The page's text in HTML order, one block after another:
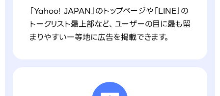
「Yahoo! JAPAN」のトップページや「LINE」の
トークリスト最上部など、ユーザーの目に最も留
まりやすい一等地に広告を掲載できます。